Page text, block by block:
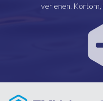
verlenen. Kortom,